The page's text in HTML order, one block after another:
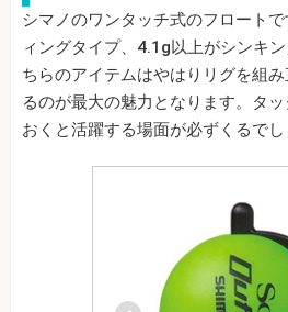
シマノのワンタッチ式のフロート
ィングタイプ、4.1g以上がシンキ
ちらのアイテムはやはりリグを組
るのが最大の魅力となります。タ
おくと活躍する場面が必ずくるでし